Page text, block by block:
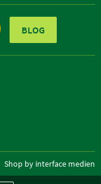
BLOG
Shop by interface medien